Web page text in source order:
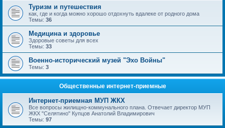
Туризм и путешествия
как, где и когда можно хорошо отдохнуть вдалеке от родного дома
Темы: 36
Медицина и здоровье
Здоровые советы для всех
Темы: 33
Военно-исторический музей "Эхо Войны"
Темы: 3
Общественные интернет-приемные
Интернет-приемная МУП ЖКХ
Все вопросы жилищно-коммунального плана. Отвечает директор МУП
ЖКХ "Селятино" Купцов Анатолий Владимирович
Темы: 97